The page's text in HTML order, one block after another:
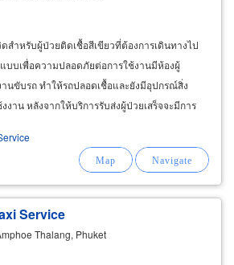
สำหรับผู้ป่วยติดเชื้อสีเขียวที่ต้องการเดินทางไป
บบเพื่อความปลอดภัยต่อการใช้งานมีห้องผู้
นขับรถ ทำให้รถปลอดเชื้อและยังมีอุปกรณ์สิ่ง
งาน หลังจากให้บริการรับส่งผู้ป่วยเสร็จจะมีการ
Service
Thalang, Phuket